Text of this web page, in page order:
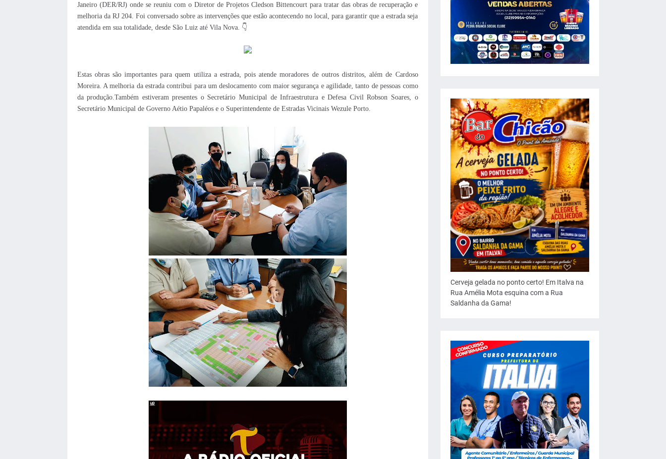
Janeiro (DER/RJ) onde se reuniu com o Diretor de Projetos Cledson Bittencourt para tratar das obras de recuperação e
melhoria da RJ 204. Foi conversado sobre as intervenções que estão acontecendo no local, para garantir que a estrada seja
atendida em sua totalidade, desde São Luiz até Vila Nova. 👇
Estas obras são importantes para quem utiliza a estrada, pois atende moradores de outros distritos, além de Cardoso
Moreira. A melhoria da estrada contribui para um deslocamento com maior segurança e agilidade, tanto de pessoas como
da produção.Também estiveram presentes o Secretário Municipal de Infraestrutura e Defesa Civil Robson Soares, o
Secretário Municipal de Governo Aétio Papaléos e o Superintendente de Estradas Vicinais Wezule Porto.
Cerveja gelada no ponto certo! Em Italva na
Rua Amélia Mota esquina com a Rua
Saldanha da Gama!